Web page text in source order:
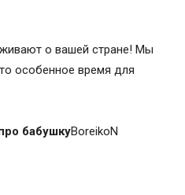
о вашей стране! Мы
особенное время для
бабушкуBoreikoN